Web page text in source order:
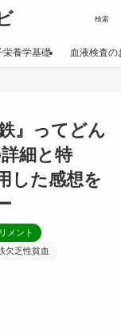
検索
栄養学基礎 血液検査の
』ってどん
細と特
した感想を
メント
欠乏性貧血